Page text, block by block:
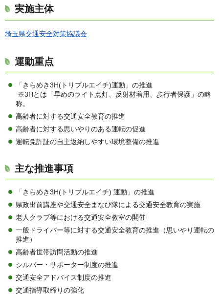
実施主体
埼玉県交通安全対策協議会
運動重点
「きらめき3H(トリプルエイチ)運動」の推進
※3Hとは「早めのライト点灯、反射材着用、歩行者保護」の略
称。
高齢者に対する交通安全教育の推進
高齢者に対する思いやりのある運転の促進
運転免許証の自主返納しやすい環境整備の推進
主な推進事項
「きらめき3H(トリプルエイチ) 運動」の推進
県政出前講座や交通安全まなび隊による交通安全教育の実施
老人クラブ等における交通安全教室の開催
一般ドライバー等に対する交通安全教育の推進（思いやり運転の
推進）
高齢者世帯訪問活動の推進
シルバー・サポーター制度の推進
交通安全アドバイス制度の推進
交通指導取締りの強化